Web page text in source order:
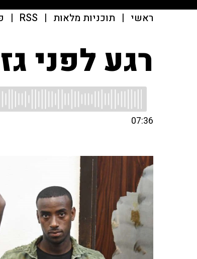
ראשי | תוכניות מלאות |
RSS
|
רגע לפני
07:36